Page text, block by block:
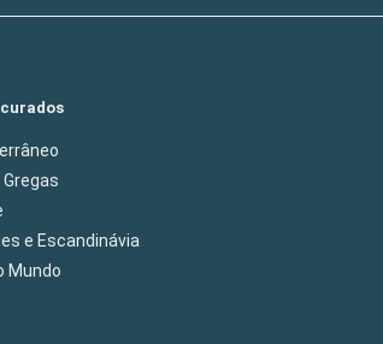
e Escandinávia
Mundo